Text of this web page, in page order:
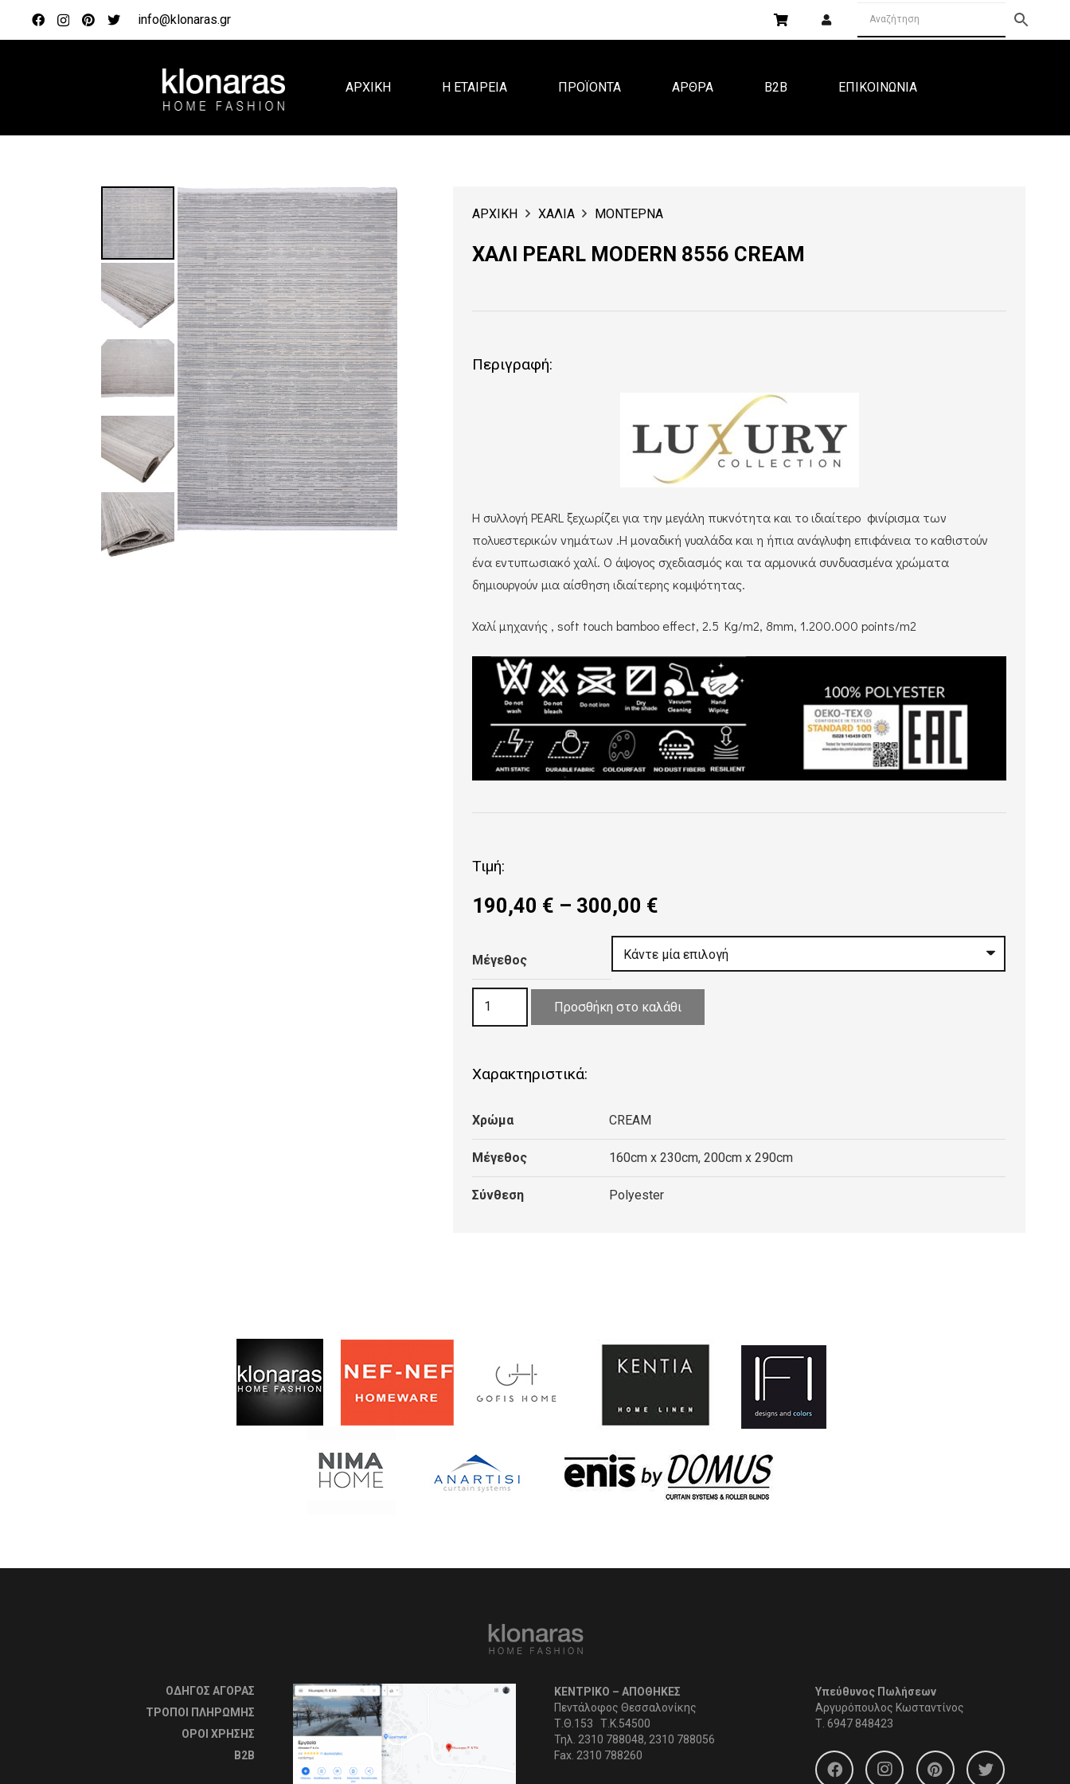
info@klonaras.gr
ΑΡΧΙΚΗ Η ΕΤΑΙΡΕΙΑ ΠΡΟΪΟΝΤΑ ΑΡΘΡΑ B2B ΕΠΙΚΟΙΝΩΝΙΑ
ΑΡΧΙΚΗ ΧΑΛΙΑ ΜΟΝΤΕΡΝΑ
ΧΑΛΙ PEARL MODERN 8556 CREAM
Περιγραφή:
Η συλλογή PEARL ξεχωρίζει για την μεγάλη πυκνότητα και το ιδιαίτερο φινίρισμα των
πολυεστερικών νημάτων .Η μοναδική γυαλάδα και η ήπια ανάγλυφη επιφάνεια το καθιστούν
ένα εντυπωσιακό χαλί. Ο άψογος σχεδιασμός και τα αρμονικά συνδυασμένα χρώματα
δημιουργούν μια αίσθηση ιδιαίτερης κομψότητας.
Χαλί μηχανής , soft touch bamboo effect, 2.5 Kg/m2, 8mm, 1.200.000 points/m2
Τιμή:
190,40 € – 300,00 €
190,40 €
through
300,00 €
Μέγεθος
ΧΑΛΙ
CREAM
Προσθήκη στο καλάθι
Χαρακτηριστικά:
Χρώμα CREAM
Μέγεθος 160cm x 230cm, 200cm x 290cm
Σύνθεση Polyester
ΟΔΗΓΟΣ ΑΓΟΡΑΣ
ΤΡΟΠΟΙ ΠΛΗΡΩΜΗΣ
OΡΟΙ ΧΡΗΣΗΣ
B2B
ΚΕΝΤΡΙΚΟ – ΑΠΟΘΗΚΕΣ
Πεντάλοφος Θεσσαλονίκης
Τ.Θ.153 Τ.Κ.54500
Τηλ. 2310 788048, 2310 788056
Fax. 2310 788260
Υπεύθυνος Πωλήσεων
Αργυρόπουλος Κωσταντίνος
Τ. 6947 848423